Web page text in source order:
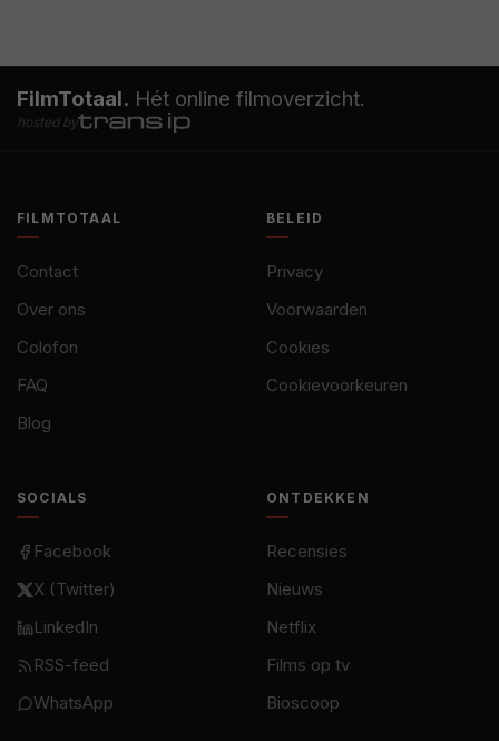
FilmTotaal. Hét online filmoverzicht.
hosted by
FILMTOTAAL
Contact
Over ons
Colofon
FAQ
Blog
BELEID
Privacy
Voorwaarden
Cookies
Cookievoorkeuren
SOCIALS
Facebook
X (Twitter)
LinkedIn
RSS-feed
WhatsApp
ONTDEKKEN
Recensies
Nieuws
Netflix
Films op tv
Bioscoop